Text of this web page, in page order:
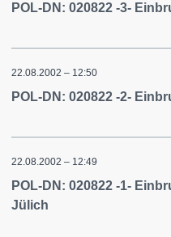
POL-DN: 020822 -3-
22.08.2002 – 12:50
POL-DN: 020822 -2-
22.08.2002 – 12:49
POL-DN: 020822 -1-
Jülich